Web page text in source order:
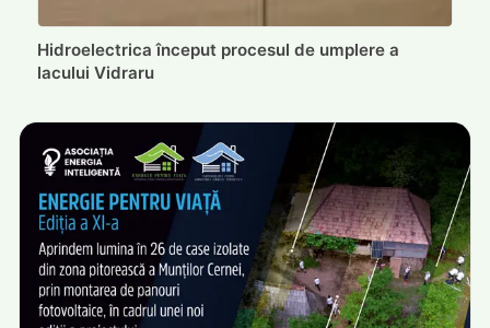
Hidroelectrica început procesul de umplere a
lacului Vidraru